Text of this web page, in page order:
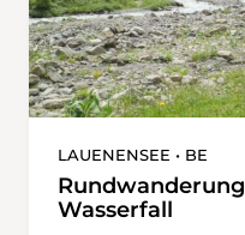
LAUENENSEE • BE
Wasserfall